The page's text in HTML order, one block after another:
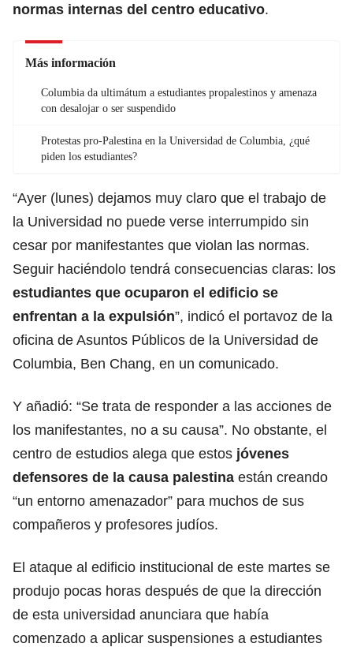
normas internas del centro educativo.
Más información
Columbia da ultimátum a estudiantes propalestinos y amenaza
con desalojar o ser suspendido
Protestas pro-Palestina en la Universidad de Columbia, ¿qué
piden los estudiantes?
“Ayer (lunes) dejamos muy claro que el trabajo de
la Universidad no puede verse interrumpido sin
cesar por manifestantes que violan las normas.
Seguir haciéndolo tendrá consecuencias claras: los
estudiantes que ocuparon el edificio se
enfrentan a la expulsión”, indicó el portavoz de la
oficina de Asuntos Públicos de la Universidad de
Columbia, Ben Chang, en un comunicado.
Y añadió: “Se trata de responder a las acciones de
los manifestantes, no a su causa”. No obstante, el
centro de estudios alega que estos jóvenes
defensores de la causa palestina están creando
“un entorno amenazador” para muchos de sus
compañeros y profesores judíos.
El ataque al edificio institucional de este martes se
produjo pocas horas después de que la dirección
de esta universidad anunciara que había
comenzado a aplicar suspensiones a estudiantes